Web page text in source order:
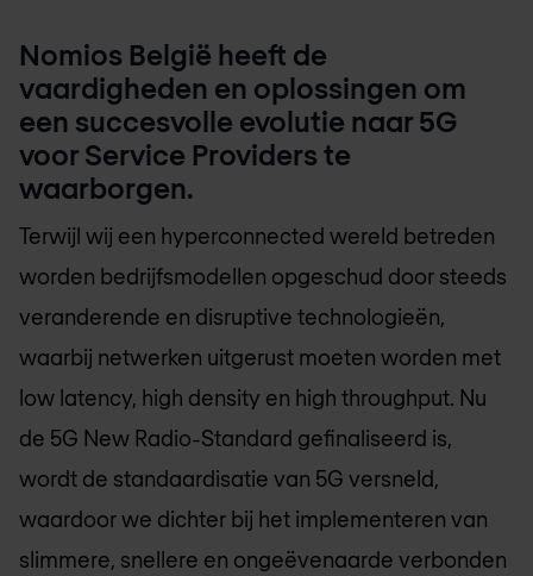
Nomios België heeft de
vaardigheden en oplossingen om
een ​​succesvolle evolutie naar 5G
voor Service Providers te
waarborgen.
Terwijl wij een hyperconnected wereld betreden
worden bedrijfsmodellen opgeschud door steeds
veranderende en disruptive technologieën,
waarbij netwerken uitgerust moeten worden met
low latency, high density en high throughput. Nu
de 5G New Radio-Standard gefinaliseerd is,
wordt de standaardisatie van 5G versneld,
waardoor we dichter bij het implementeren van
slimmere, snellere en ongeëvenaarde verbonden